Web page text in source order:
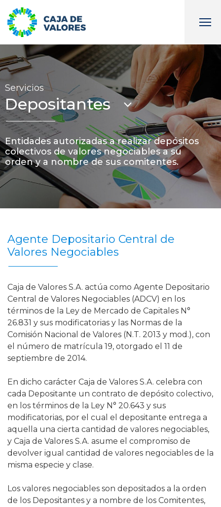
Servicios
Depositantes
Entidades autorizadas a realizar depósitos
colectivos de valores negociables a su
orden y a nombre de sus comitentes.
Agente Depositario Central de
Valores Negociables
Caja de Valores S.A. actúa como Agente Depositario
Central de Valores Negociables (ADCV) en los
términos de la Ley de Mercado de Capitales N°
26.831 y sus modificatorias y las Normas de la
Comisión Nacional de Valores (N.T. 2013 y mod.), con
el número de matrícula 19, otorgado el 11 de
septiembre de 2014.
En dicho carácter Caja de Valores S.A. celebra con
cada Depositante un contrato de depósito colectivo,
en los términos de la Ley N° 20.643 y sus
modificatorias, por el cual el depositante entrega a
aquella una cierta cantidad de valores negociables,
y Caja de Valores S.A. asume el compromiso de
devolver igual cantidad de valores negociables de la
misma especie y clase.
Los valores negociables son depositados a la orden
de los Depositantes y a nombre de los Comitentes,